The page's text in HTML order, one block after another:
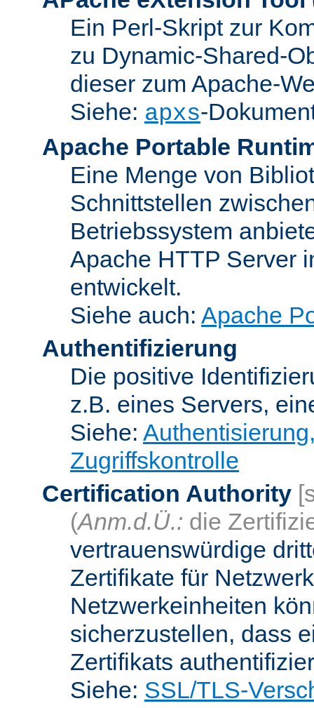
Ein Perl-Skript zur
zu Dynamic-Shared-
dieser zum Apache-
Siehe: apxs-
Apache Portable
Eine Menge von
Schnittstellen
Betriebssystem
Apache HTTP Server
entwickelt.
Siehe auch: Apache
Authentifizierung
Die positive
z.B. eines Servers,
Siehe:
Zugriffskontrolle
Certification Authority
(Anm.d.Ü.: die
vertrauenswürdige
Zertifikate für
Netzwerkeinheiten
sicherzustellen, dass
Zertifikats
Siehe: SSL/TLS-